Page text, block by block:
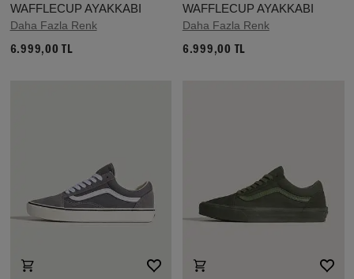
WAFFLECUP AYAKKABI
Daha Fazla Renk
6.999,00 TL
WAFFLECUP AYAKKABI
Daha Fazla Renk
6.999,00 TL